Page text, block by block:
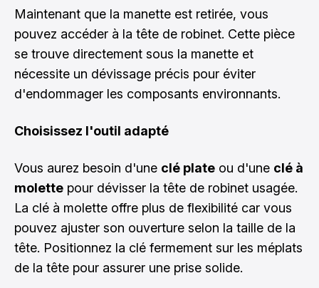
Maintenant que la manette est retirée, vous
pouvez accéder à la tête de robinet. Cette pièce
se trouve directement sous la manette et
nécessite un dévissage précis pour éviter
d'endommager les composants environnants.
Choisissez l'outil adapté
Vous aurez besoin d'une clé plate ou d'une clé à
molette pour dévisser la tête de robinet usagée.
La clé à molette offre plus de flexibilité car vous
pouvez ajuster son ouverture selon la taille de la
tête. Positionnez la clé fermement sur les méplats
de la tête pour assurer une prise solide.